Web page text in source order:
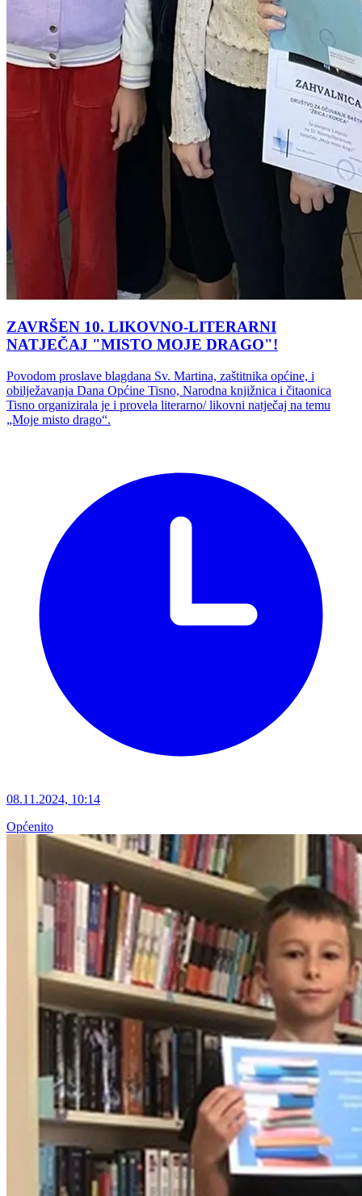
ZAVRŠEN 10. LIKOVNO-LITERARNI
NATJEČAJ "MISTO MOJE DRAGO"!
Povodom proslave blagdana Sv. Martina, zaštitnika općine, i
obilježavanja Dana Općine Tisno, Narodna knjižnica i čitaonica
Tisno organizirala je i provela literarno/ likovni natječaj na temu
„Moje misto drago“.
08.11.2024, 10:14
Općenito